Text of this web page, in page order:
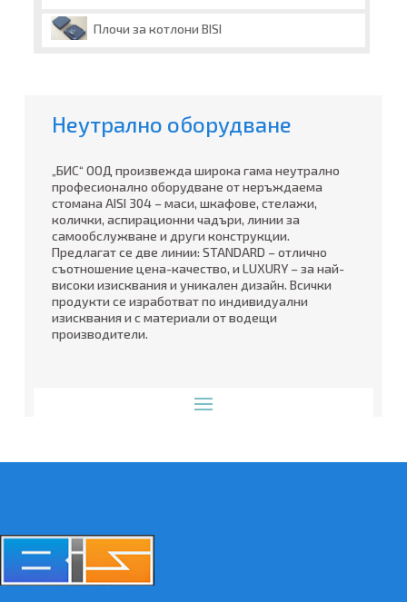
Плочи за котлони BISI
Неутрално оборудване
„БИС“ ООД произвежда широка гама неутрално
професионално оборудване от неръждаема
стомана AISI 304 – маси, шкафове, стелажи,
колички, аспирационни чадъри, линии за
самообслужване и други конструкции.
Предлагат се две линии: STANDARD – отлично
съотношение цена-качество, и LUXURY – за най-
високи изисквания и уникален дизайн. Всички
продукти се изработват по индивидуални
изисквания и с материали от водещи
производители.